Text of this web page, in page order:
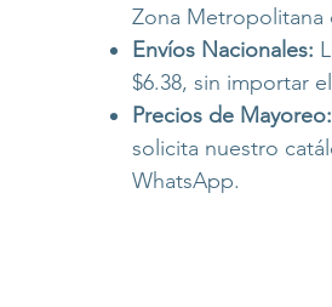
Zona Metropolitana
Envíos Nacionales:
$6.38, sin importar
Precios de Mayoreo:
solicita nuestro
WhatsApp.